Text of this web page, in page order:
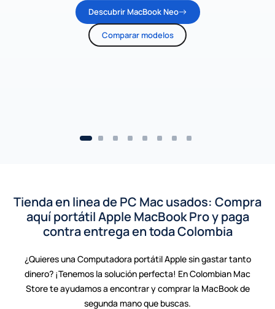
Descubrir MacBook Neo
Comparar modelos
Tienda en linea de PC Mac usados: Compra
aquí portátil Apple MacBook Pro y paga
contra entrega en toda Colombia
¿Quieres una Computadora portátil Apple sin gastar tanto
dinero? ¡Tenemos la solución perfecta! En Colombian Mac
Store te ayudamos a encontrar y comprar la MacBook de
segunda mano que buscas.